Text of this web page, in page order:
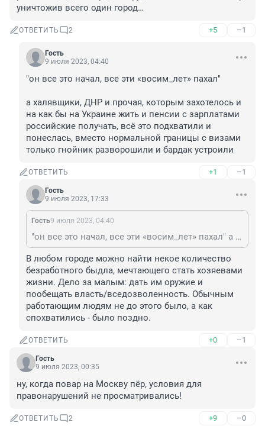
уничтожив всего один город…
ОТВЕТИТЬ 2 +5 –1
Гость
9 июля 2023, 04:40
"он все это начал, все эти «восим_лет» пахал"
а халявщики, ДНР и прочая, которым захотелось и
на как бы на Украине жить и пенсии с зарплатами
российские получать, всё это подхватили и
понеслась, вместо нормальной границы с визами
только гнойник разворошили и бардак устроили
ОТВЕТИТЬ +1 –1
Гость
9 июля 2023, 17:33
Гость9 июля 2023, 04:40
"он все это начал, все эти «восим_лет» пахал" а халявщики, ДНР и прочая, которым захотелось и на как бы на Украине жить и пенсии с зарплатами российские получать, всё это подхватили и понеслась, вместо нормальной границы с визами только гнойник разворошили и бардак устроили
В любом городе можно найти некое количество
безработного быдла, мечтающего стать хозяевами
жизни. Дело за малым: дать им оружие и
пообещать власть/вседозволенность. Обычным
работающим людям не до этого было, а как
спохватились - было поздно.
ОТВЕТИТЬ +0 –1
Гость
9 июля 2023, 00:35
ну, когда повар на Москву пёр, условия для
правонарушений не просматривались!
ОТВЕТИТЬ 2 +9 –0